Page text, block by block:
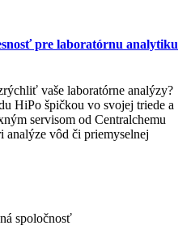
pre laboratórnu analytiku
vaše laboratórne analýzy?
HiPo špičkou vo svojej triede a
servisom od Centralchemu
analýze vôd či priemyselnej
spoločnosť